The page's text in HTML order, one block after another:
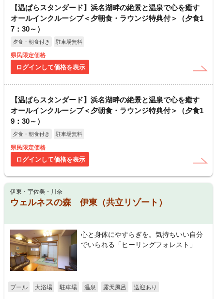
【温ぱらスタンダード】浜名湖畔の絶景と温泉で心を癒す
オールインクルーシブ＜夕朝食・ラウンジ特典付＞（夕食1
7：30～）
夕食・朝食付き 駐車場無料
県民限定価格
ログインして価格を表示
【温ぱらスタンダード】浜名湖畔の絶景と温泉で心を癒す
オールインクルーシブ＜夕朝食・ラウンジ特典付＞（夕食1
9：30～）
夕食・朝食付き 駐車場無料
県民限定価格
ログインして価格を表示
伊東・宇佐美・川奈
ウェルネスの森 伊東（共立リゾート）
心と身体にやすらぎを。気持ちいい自分
でいられる「ヒーリングフォレスト」
プール 大浴場 駐車場 温泉 露天風呂 送迎あり